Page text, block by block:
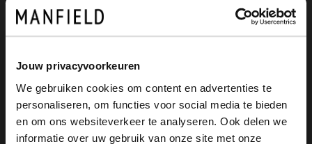
Jouw privacyvoorkeuren
We gebruiken cookies om content en advertenties te
personaliseren, om functies voor social media te bieden
en om ons websiteverkeer te analyseren. Ook delen we
informatie over uw gebruik van onze site met onze
met touw gevlochten zool van 2 cm. We
adviseren als verzorging en bescherming
×
View this website in English?